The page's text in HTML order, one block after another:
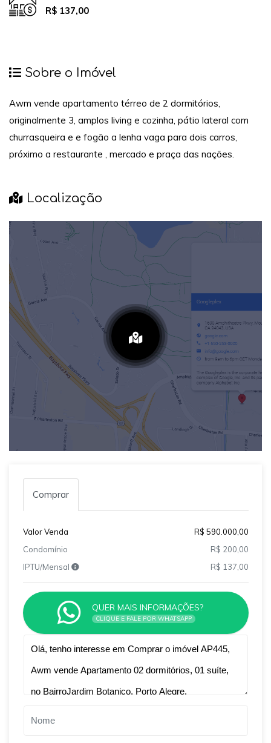
R$ 137,00
Sobre o Imóvel
Awm vende apartamento térreo de 2 dormitórios,
originalmente 3, amplos living e cozinha, pátio lateral com
churrasqueira e e fogão a lenha vaga para dois carros,
próximo a restaurante , mercado e praça das nações.
Localização
Comprar
Valor Venda
R$ 590.000,00
Condomínio
R$ 200,00
IPTU/Mensal
R$ 137,00
QUER MAIS INFORMAÇÕES?
CLIQUE E FALE POR WHATSAPP